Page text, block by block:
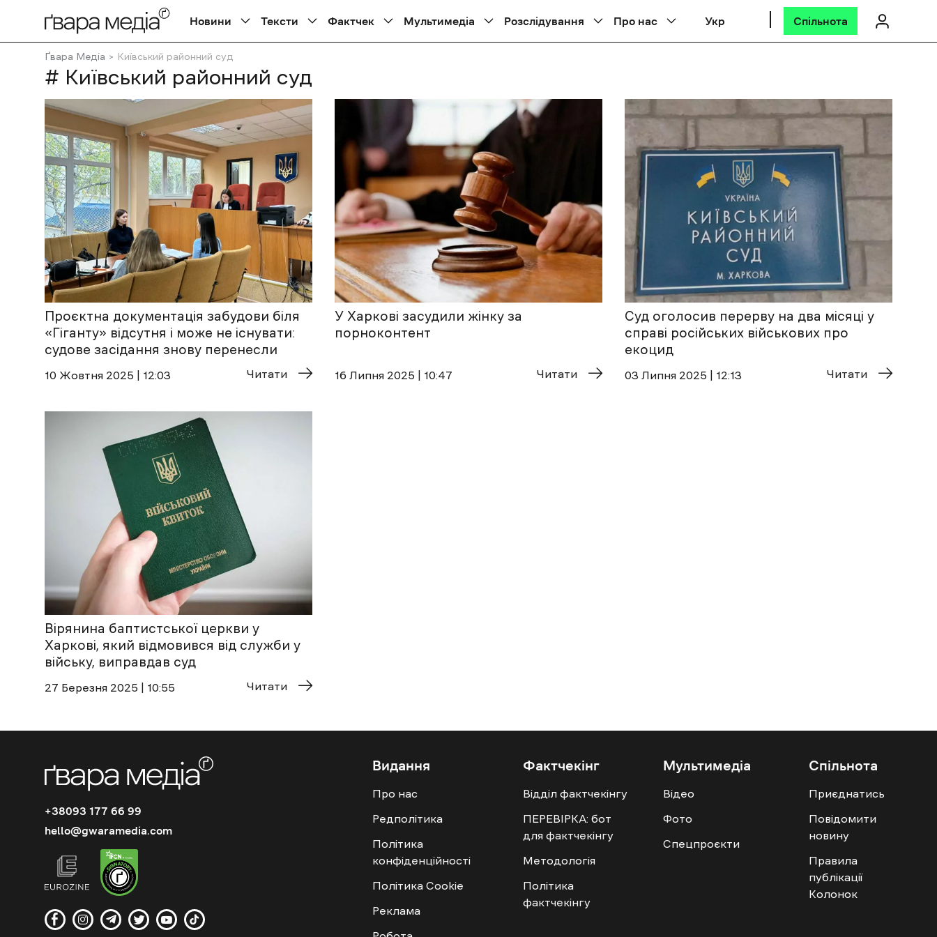
Новини Тексти Фактчек Мультимедіа Розслідування Про нас Укр Спільнота
Ґвара Медіа Київський районний суд
# Київський районний суд
Проєктна документація забудови біля
«Гіганту» відсутня і може не існувати:
судове засідання знову перенесли
10 Жовтня 2025 | 12:03 Читати
У Харкові засудили жінку за
порноконтент
16 Липня 2025 | 10:47 Читати
Суд оголосив перерву на два місяці у
справі російських військових про
екоцид
03 Липня 2025 | 12:13 Читати
Вірянина баптистської церкви у
Харкові, який відмовився від служби у
війську, виправдав суд
27 Березня 2025 | 10:55 Читати
+38093 177 66 99
hello@gwaramedia.com
Видання
Про нас
Редполітика
Політика
конфіденційності
Політика Cookie
Реклама
Фактчекінг
Відділ фактчекінгу
ПЕРЕВІРКА: бот
для фактчекінгу
Методологія
Політика
фактчекінгу
Мультимедіа
Відео
Фото
Спецпроєкти
Спільнота
Приєднатись
Повідомити
новину
Правила
публікації
Колонок